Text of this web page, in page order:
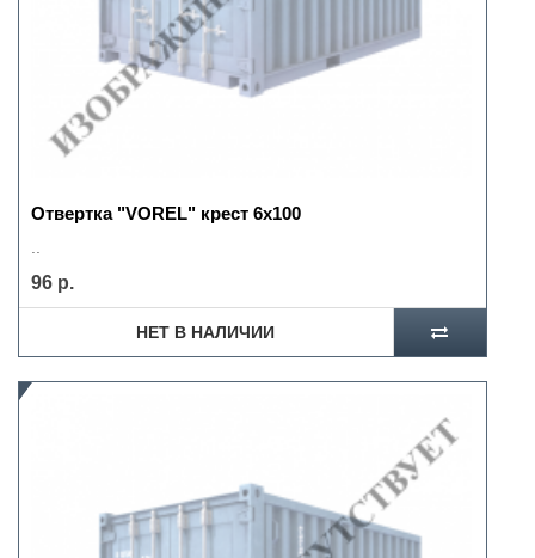
Отвертка "VOREL" крест 6х100
96 р.
НЕТ В НАЛИЧИИ